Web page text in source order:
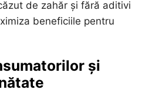
de zahăr și fără aditivi
beneficiile pentru
și